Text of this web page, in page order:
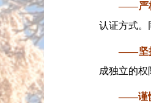
——严
认证方式。
——坚
成独立的权
——谨